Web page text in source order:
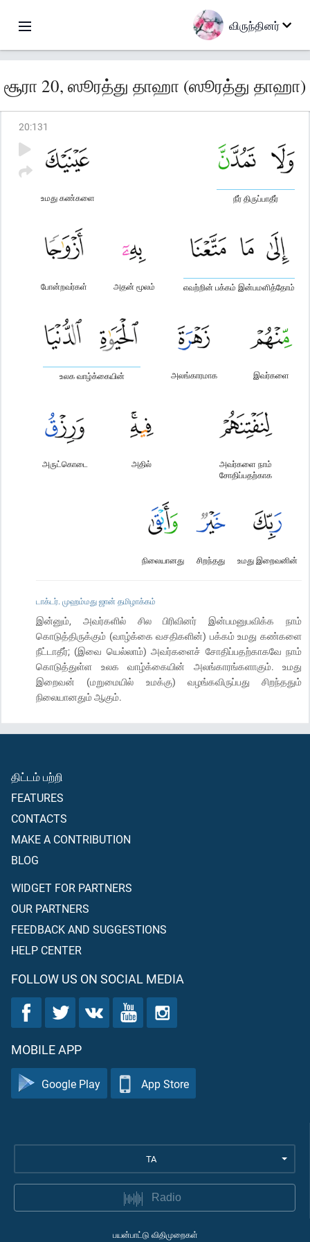
விருந்தினர்
சூரா 20, ஸூரத்து தாஹா (ஸூரத்து தாஹா)
20:131
நீர் திருப்பாதீர்
உமது கண்களை
எவற்றின் பக்கம் இன்பமளித்தோம்
அதன் மூலம்
போன்றவர்கள்
இவர்களை
அலங்காரமாக
உலக வாழ்க்கையின்
அவர்களை நாம்
சோதிப்பதற்காக
அதில்
அருட்கொடை
உமது இறைவனின்
சிறந்தது
நிலையானது
டாக்டர். முஹம்மது ஜான் தமிழாக்கம்
இன்னும், அவர்களில் சில பிரிவினர் இன்பமனுபவிக்க நாம்
கொடுத்திருக்கும் (வாழ்க்கை வசதிகளின்) பக்கம் உமது கண்களை
நீட்டாதீர்; (இவை யெல்லாம்) அவர்களைச் சோதிப்பதற்காகவே நாம்
கொடுத்துள்ள உலக வாழ்க்கையின் அலங்காரங்களாகும். உமது
இறைவன் (மறுமையில் உமக்கு) வழங்கவிருப்பது சிறந்ததும்
நிலையானதும் ஆகும்.
திட்டம் பற்றி
FEATURES
CONTACTS
MAKE A CONTRIBUTION
BLOG
WIDGET FOR PARTNERS
OUR PARTNERS
FEEDBACK AND SUGGESTIONS
HELP CENTER
FOLLOW US ON SOCIAL MEDIA
MOBILE APP
Google Play App Store
TA
Radio
பயன்பாட்டு விதிமுறைகள்